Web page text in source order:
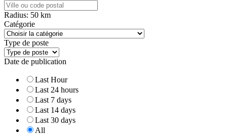
Radius: 50 km
Catégorie
Type de poste
Date de publication
Last Hour
Last 24 hours
Last 7 days
Last 14 days
Last 30 days
All